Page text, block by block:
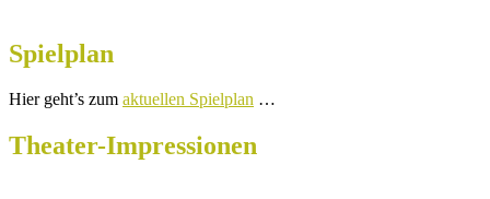
Spielplan
Hier geht’s zum aktuellen Spielplan …
Theater-Impressionen